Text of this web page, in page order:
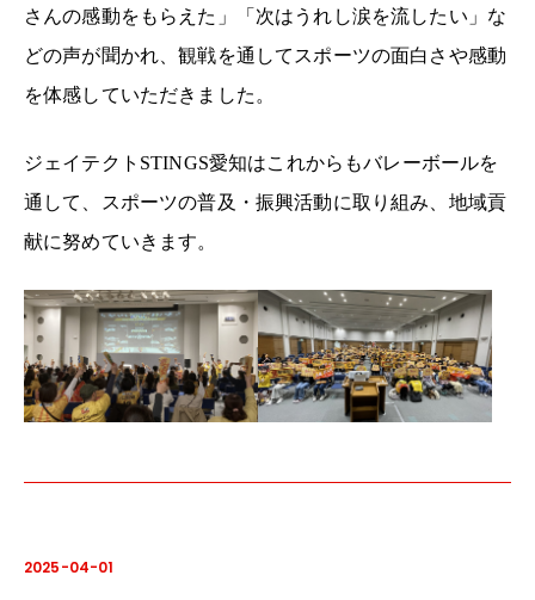
さんの感動をもらえた」「次はうれし涙を流したい」な
どの声が聞かれ、観戦を通してスポーツの面白さや感動
を体感していただきました。
ジェイテクト STINGS愛知はこれからもバレーボールを
通して、スポーツの普及・振興活動に取り組み、地域貢
献に努めていきます。
2025-04-01